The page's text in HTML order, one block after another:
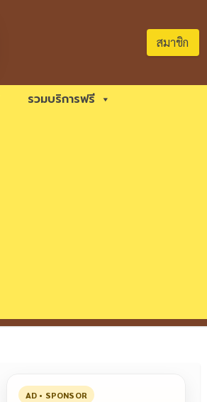
สมาชิก
รวมบริการฟรี
AD • SPONSOR